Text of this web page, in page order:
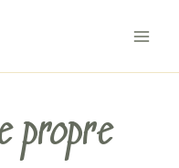
propre